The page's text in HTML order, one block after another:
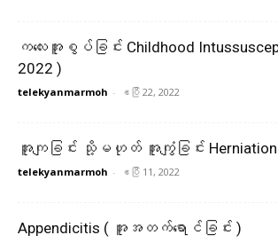
ကလေးအူစွပ်ခြင်း Childhood
2022 )
telekyanmarmoh - ဧပြီ 22, 2022
အူကျခြင်း သို့မဟုတ် အူကျွံခြင်း Herniation
telekyanmarmoh - ဧပြီ 11, 2022
Appendicitis ( အူအတက်ရောင်ခြင်း )